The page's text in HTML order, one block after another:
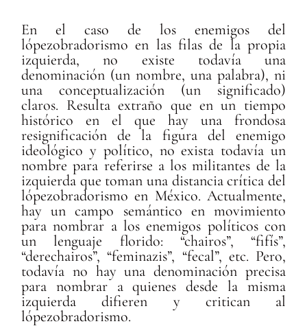
En el caso de los enemigos del
lópezobradorismo en las filas de la propia
izquierda, no existe todavía una
denominación (un nombre, una palabra), ni
una conceptualización (un significado)
claros. Resulta extraño que en un tiempo
histórico en el que hay una frondosa
resignificación de la figura del enemigo
ideológico y político, no exista todavía un
nombre para referirse a los militantes de la
izquierda que toman una distancia crítica del
lópezobradorismo en México. Actualmente,
hay un campo semántico en movimiento
para nombrar a los enemigos políticos con
un lenguaje florido: “chairos”, “fifís”,
“derechairos”, “feminazis”, “fecal”, etc. Pero,
todavía no hay una denominación precisa
para nombrar a quienes desde la misma
izquierda difieren y critican al
lópezobradorismo.